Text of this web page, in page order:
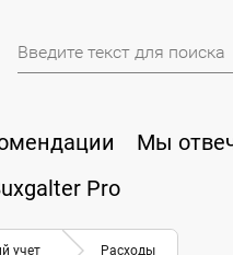
Мы
Pro
учет Расходы